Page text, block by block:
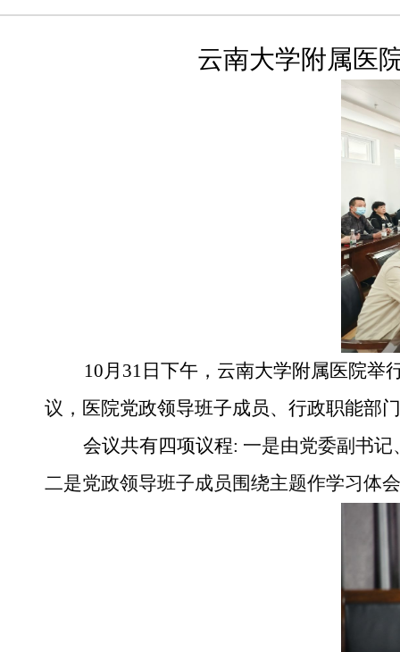
云南大学附属医
10月31日下午，云南大学附属医院举
议， 医院党政领导班子成员、行政职能部
会议共有四项议程: 一是由党委副书
二是党政领导班子成员围绕主题作学习体